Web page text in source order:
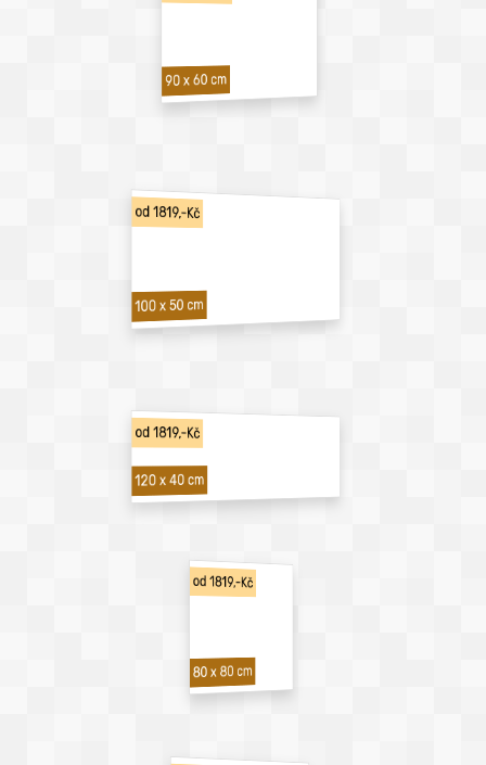
90 x 60 cm
od 1819,-Kč
100 x 50 cm
od 1819,-Kč
120 x 40 cm
od 1819,-Kč
80 x 80 cm